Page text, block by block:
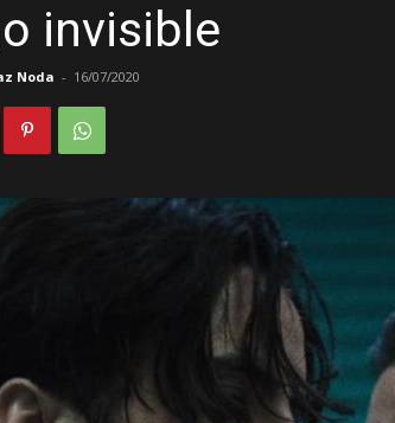
invisible
Noda - 16/07/2020